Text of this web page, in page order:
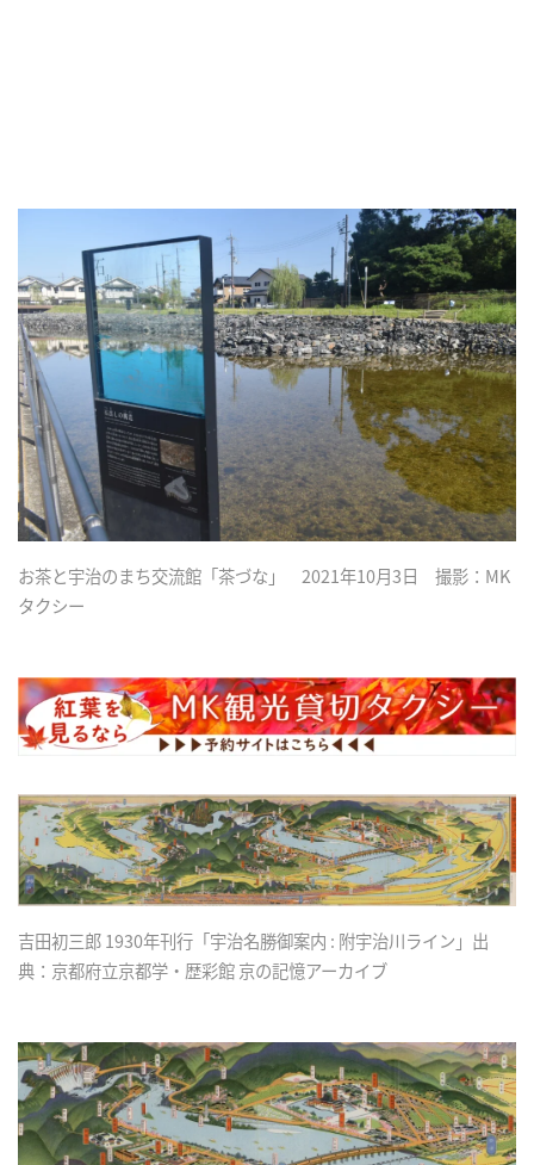
お茶と宇治のまち交流館「茶づな」 2021年10月3日 撮影：MK
タクシー
吉田初三郎 1930年刊行「宇治名勝御案内 : 附宇治川ライン」出
典：京都府立京都学・歴彩館 京の記憶アーカイブ